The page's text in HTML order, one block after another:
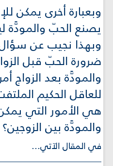
وبعبارة أخرى يمكن
يصنع الحبّ والمودَّة
وبهذا نجيب عن
ضرورة الحبّ قبل
والمودَّة بعد الزواج
للعاقل الحكيم
هي الأمور التي
والمودَّة بين الزوجين؟
في المقال الآتي...